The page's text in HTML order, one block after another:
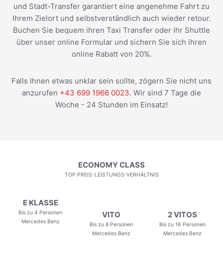
und Stadt-Transfer garantiert eine angenehme Fahrt zu
Ihrem Zielort und selbstverständlich auch wieder retour.
Buchen Sie bequem ihren Taxi Transfer oder ihr Shuttle
über unser online Formular und sichern Sie sich ihren
online Rabatt von 20%.
Falls Ihnen etwas unklar sein sollte, zögern Sie nicht uns
anzurufen +43 699 1966 0023. Wir sind 7 Tage die
Woche - 24 Stunden im Einsatz!
ECONOMY CLASS
TOP PREIS-LEISTUNGS-VERHÄLTNIS
E KLASSE
Bis zu 4 Personen
Mercedes Benz
VITO
Bis zu 8 Personen
Mercedes Benz
2 VITOS
Bis zu 16 Personen
Mercedes Benz